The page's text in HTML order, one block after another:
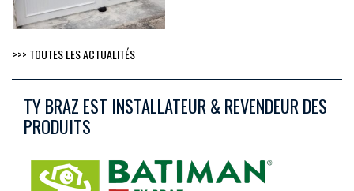
>>> TOUTES LES ACTUALITÉS
TY BRAZ EST INSTALLATEUR & REVENDEUR DES
PRODUITS